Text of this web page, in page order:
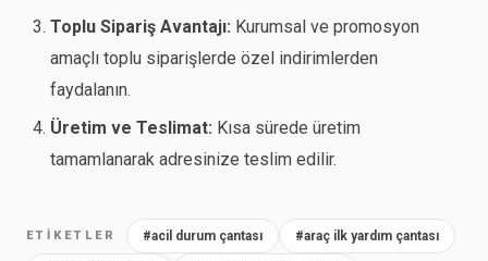
Toplu Sipariş Avantajı: Kurumsal ve promosyon
amaçlı toplu siparişlerde özel indirimlerden
faydalanın.
Üretim ve Teslimat: Kısa sürede üretim
tamamlanarak adresinize teslim edilir.
ETIKETLER #acil durum çantası #araç ilk yardım çantası